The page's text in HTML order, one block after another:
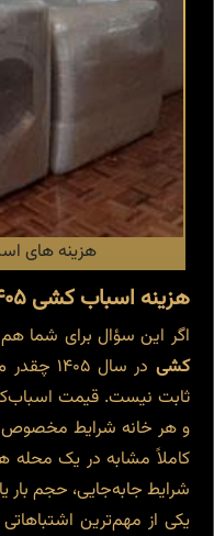
هزینه های
هزینه اسباب کشی ۱۴۰۵ چقدر است؟
اگر این سؤال برای شما
کشی
در سال
ثابت نیست. قیمت
و هر خانه شرایط
کاملاً مشابه در یک محله
شرایط جابه‌جایی، حجم
یکی از مهم‌ترین